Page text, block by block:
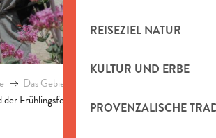
REISEZIEL NATUR
KULTUR UND ERBE
PROVENZALISCHE
Das Gebiet entdecken
der Frühlingsferien in Aubagne unternehmen kann